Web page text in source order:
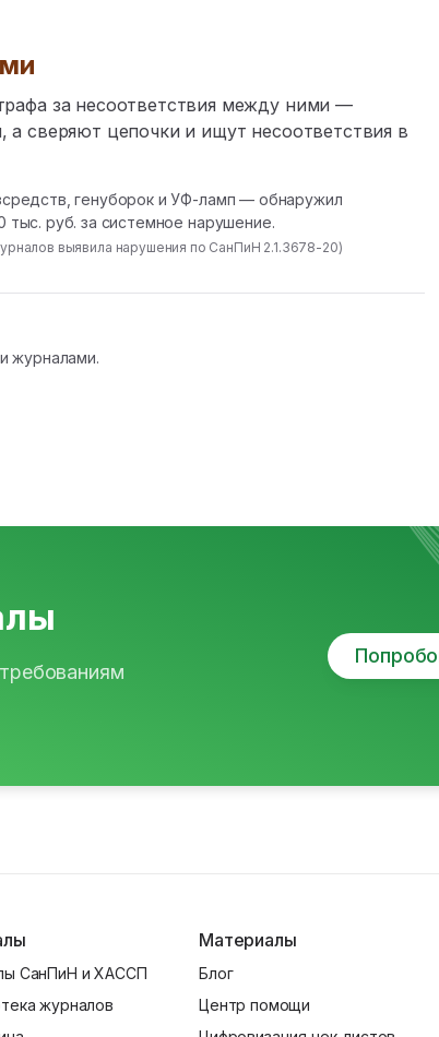
за несоответствия между ними —
сверяют цепочки и ищут несоответствия в
генуборок и УФ-ламп — обнаружил
руб. за системное нарушение.
выявила нарушения по СанПиН 2.1.3678-20)
журналами.
СанПиН и ХАССП
журналов
Материалы
Блог
Центр помощи